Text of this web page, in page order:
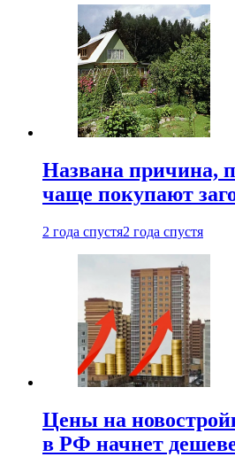
Названа причина,
чаще покупают
2 года спустя2 года спустя
Цены на
в РФ начнет